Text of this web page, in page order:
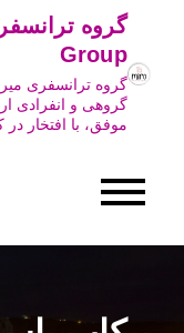
content
Group
گروه ترانسفری
گروهی و انفرادی
موفق، با افتخار